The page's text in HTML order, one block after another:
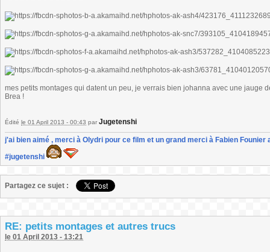
mes petits montages qui datent un peu, je verrais bien johanna avec une jauge
Brea !
Édité le 01 April 2013 - 00:43 par Jugetenshi
j'ai bien aimé , merci à Olydri pour ce film et un grand merci à Fabien
#jugetenshi
Partagez ce sujet :
RE: petits montages et autres trucs
le 01 April 2013 - 13:21